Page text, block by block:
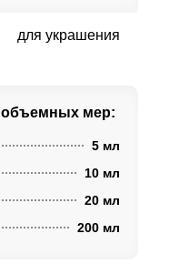
для украшения
объемных мер:
5 мл
10 мл
20 мл
200 мл